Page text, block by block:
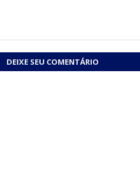
DEIXE SEU COMENTÁRIO